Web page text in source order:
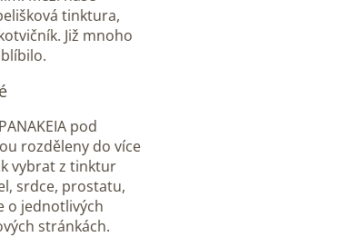
tinktura,
Již mnoho
pod
rozděleny do více
vybrat z tinktur
srdce, prostatu,
o jednotlivých
stránkách.